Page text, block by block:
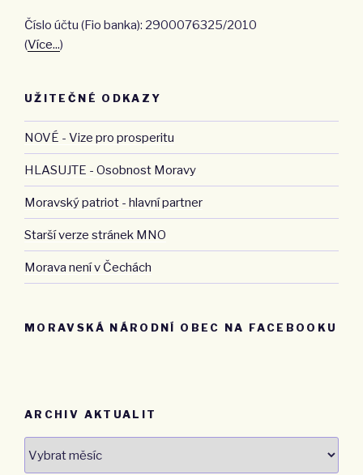
Číslo účtu (Fio banka): 2900076325/2010
(Více...)
UŽITEČNÉ ODKAZY
NOVÉ - Vize pro prosperitu
HLASUJTE - Osobnost Moravy
Moravský patriot - hlavní partner
Starší verze stránek MNO
Morava není v Čechách
MORAVSKÁ NÁRODNÍ OBEC NA FACEBOOKU
ARCHIV AKTUALIT
aktualit